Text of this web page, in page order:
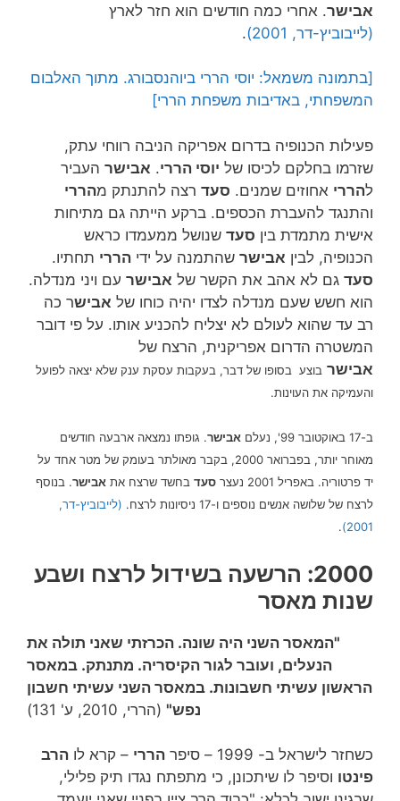
אבישר. אחרי כמה חודשים הוא חזר לארץ
(לייבוביץ-דר, 2001)
.
[בתמונה משמאל: יוסי הררי ביוהנסבורג. מתוך האלבום
המשפחתי, באדיבות משפחת הררי]
פעילות הכנופיה בדרום אפריקה הניבה רווחי עתק,
שזרמו בחלקם לכיסו של יוסי הררי. אבישר העביר
להררי אחוזים שמנים. סעד רצה להתנתק מהררי
והתנגד להעברת הכספים. ברקע הייתה גם מתיחות
אישית מתמדת בין סעד שנושל ממעמדו כראש
הכנופיה, לבין אבישר שהתמנה על ידי הררי תחתיו.
סעד גם לא אהב את הקשר של אבישר עם ויני מנדלה.
הוא חשש שעם מנדלה לצדו יהיה כוחו של אבישר כה
רב עד שהוא לעולם לא יצליח להכניע אותו. על פי דובר
המשטרה הדרום אפריקנית, הרצח של
אבישר בוצע בסופו של דבר, בעקבות עסקת ענק שלא יצאה לפועל
והעמיקה את העוינות.
ב-17 באוקטובר 99', נעלם אבישר. גופתו נמצאה ארבעה חודשים
מאוחר יותר, בפברואר 2000, בקבר מאולתר בעומק של מטר אחד על
יד פרטוריה. באפריל 2001 נעצר
סעד בחשד שרצח את אבישר. בנוסף
לרצח של שלושה אנשים נוספים ו-17 ניסיונות לרצח.
(לייבוביץ-דר,
2001)
.
2000: הרשעה בשידול לרצח ושבע
שנות מאסר
"המאסר השני היה שונה. הכרזתי שאני תולה את
הנעלים, ועובר לגור הקיסריה. מתנתק. במאסר
הראשון עשיתי חשבונות. במאסר השני עשיתי חשבון
נפש" (הררי, 2010, ע' 131)
כשחזר לישראל ב- 1999 – סיפר הררי – קרא לו הרב
פינטו וסיפר לו שיתכונן, כי מתפתח נגדו תיק פלילי,